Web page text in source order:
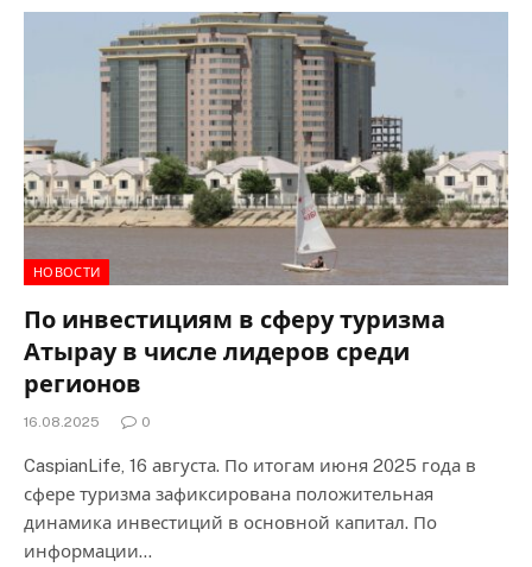
НОВОСТИ
По инвестициям в сферу туризма
Атырау в числе лидеров среди
регионов
16.08.2025 0
CaspianLife, 16 августа. По итогам июня 2025 года в
сфере туризма зафиксирована положительная
динамика инвестиций в основной капитал. По
информации…